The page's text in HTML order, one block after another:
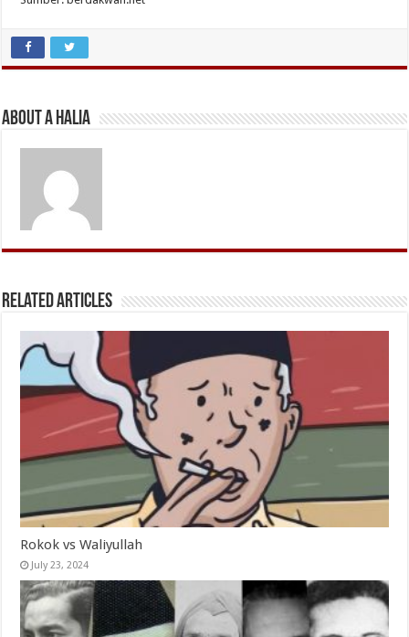
About A Halia
Related Articles
Rokok vs Waliyullah
July 23, 2024